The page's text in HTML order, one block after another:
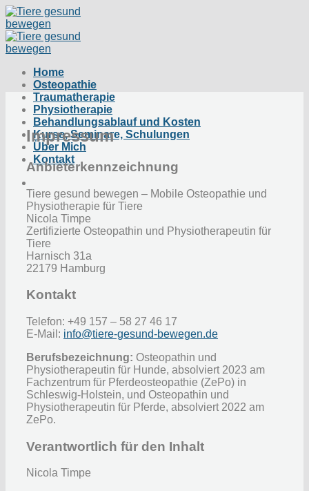
Zum
Inhalt
springen
Home
Osteopathie
Traumatherapie
Physiotherapie
Behandlungsablauf und Kosten
Kurse, Seminare, Schulungen
Über Mich
Kontakt
Impressum
Anbieterkennzeichnung
Tiere gesund bewegen – Mobile Osteopathie und
Physiotherapie für Tiere
Nicola Timpe
Zertifizierte Osteopathin und Physiotherapeutin für
Tiere
Harnisch 31a
22179 Hamburg
Kontakt
Telefon: +49 157 – 58 27 46 17
E-Mail: info@tiere-gesund-bewegen.de
Berufsbezeichnung: Osteopathin und
Physiotherapeutin für Hunde, absolviert 2023 am
Fachzentrum für Pferdeosteopathie (ZePo) in
Schleswig-Holstein, und Osteopathin und
Physiotherapeutin für Pferde, absolviert 2022 am
ZePo.
Verantwortlich für den Inhalt
Nicola Timpe